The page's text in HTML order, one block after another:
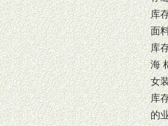
库
面
库
海
女
库
的